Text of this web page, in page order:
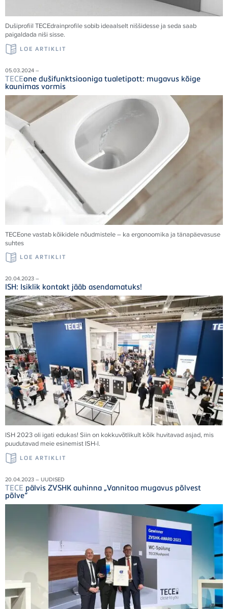
Dušiprofiil TECEdrainprofile sobib ideaalselt niššidesse ja seda saab
paigaldada niši sisse.
LOE ARTIKLIT
05.03.2024 –
TECEone dušifunktsiooniga tualetipott: mugavus kõige
kaunimas vormis
TECEone vastab kõikidele nõudmistele – ka ergonoomika ja tänapäevasuse
suhtes
LOE ARTIKLIT
20.04.2023 –
ISH: Isiklik kontakt jääb asendamatuks!
ISH 2023 oli igati edukas! Siin on kokkuvõtlikult kõik huvitavad asjad, mis
puudutavad meie esinemist ISH-l.
LOE ARTIKLIT
20.04.2023 – UUDISED
TECE pälvis ZVSHK auhinna „Vannitoa mugavus põlvest
põlve“